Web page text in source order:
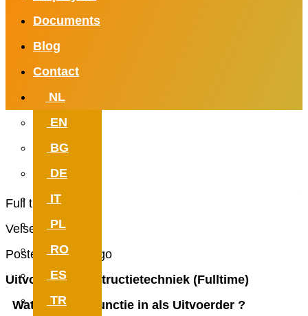
Documents
Blog
Contact
NL
EN
BG
DE
IT
PL
RO
ES
TR
Full time
Velsen-Noord
Posted 2 years ago
Uitvoerder Constructietechniek (Fulltime)
Wat houdt de functie in als Uitvoerder ?